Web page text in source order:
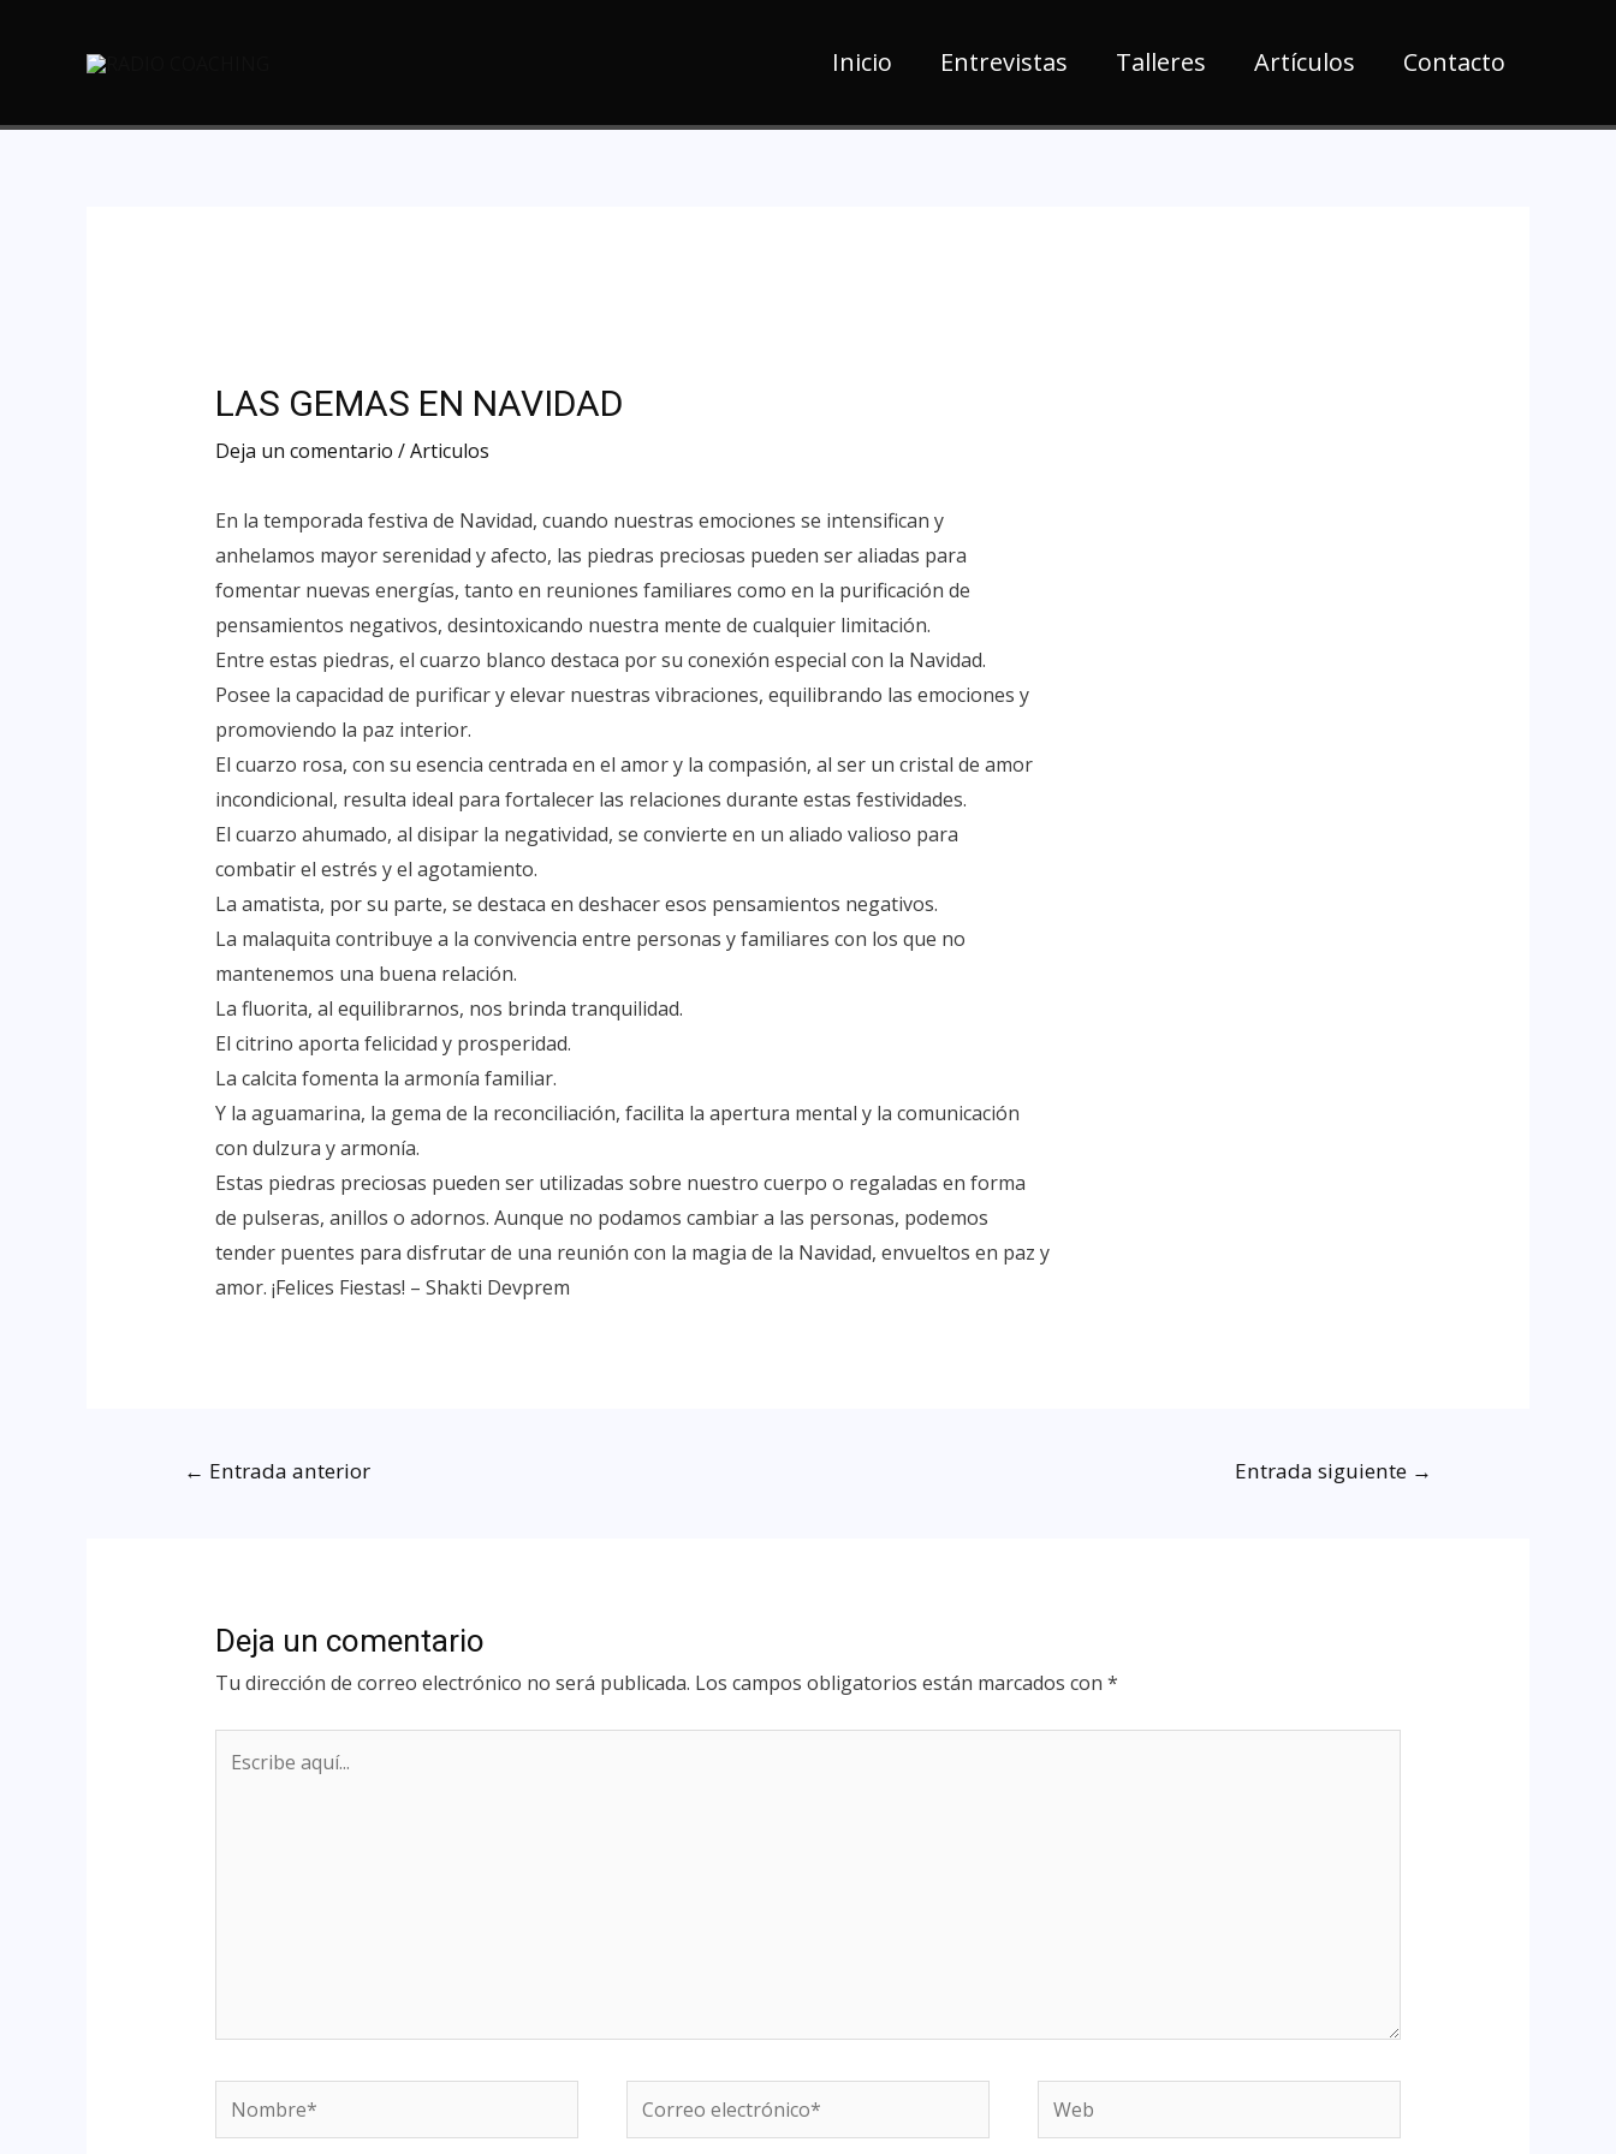
Inicio Entrevistas Talleres Artículos Contacto
LAS GEMAS EN NAVIDAD
Deja un comentario /Articulos
En la temporada festiva de Navidad, cuando nuestras emociones se intensifican y
anhelamos mayor serenidad y afecto, las piedras preciosas pueden ser aliadas para
fomentar nuevas energías, tanto en reuniones familiares como en la purificación de
pensamientos negativos, desintoxicando nuestra mente de cualquier limitación.
Entre estas piedras, el cuarzo blanco destaca por su conexión especial con la Navidad.
Posee la capacidad de purificar y elevar nuestras vibraciones, equilibrando las emociones y
promoviendo la paz interior.
El cuarzo rosa, con su esencia centrada en el amor y la compasión, al ser un cristal de amor
incondicional, resulta ideal para fortalecer las relaciones durante estas festividades.
El cuarzo ahumado, al disipar la negatividad, se convierte en un aliado valioso para
combatir el estrés y el agotamiento.
La amatista, por su parte, se destaca en deshacer esos pensamientos negativos.
La malaquita contribuye a la convivencia entre personas y familiares con los que no
mantenemos una buena relación.
La fluorita, al equilibrarnos, nos brinda tranquilidad.
El citrino aporta felicidad y prosperidad.
La calcita fomenta la armonía familiar.
Y la aguamarina, la gema de la reconciliación, facilita la apertura mental y la comunicación
con dulzura y armonía.
Estas piedras preciosas pueden ser utilizadas sobre nuestro cuerpo o regaladas en forma
de pulseras, anillos o adornos. Aunque no podamos cambiar a las personas, podemos
tender puentes para disfrutar de una reunión con la magia de la Navidad, envueltos en paz y
amor. ¡Felices Fiestas! – Shakti Devprem
← Entrada anterior Entrada siguiente →
Deja un comentario
Tu dirección de correo electrónico no será publicada. Los campos obligatorios están marcados con *